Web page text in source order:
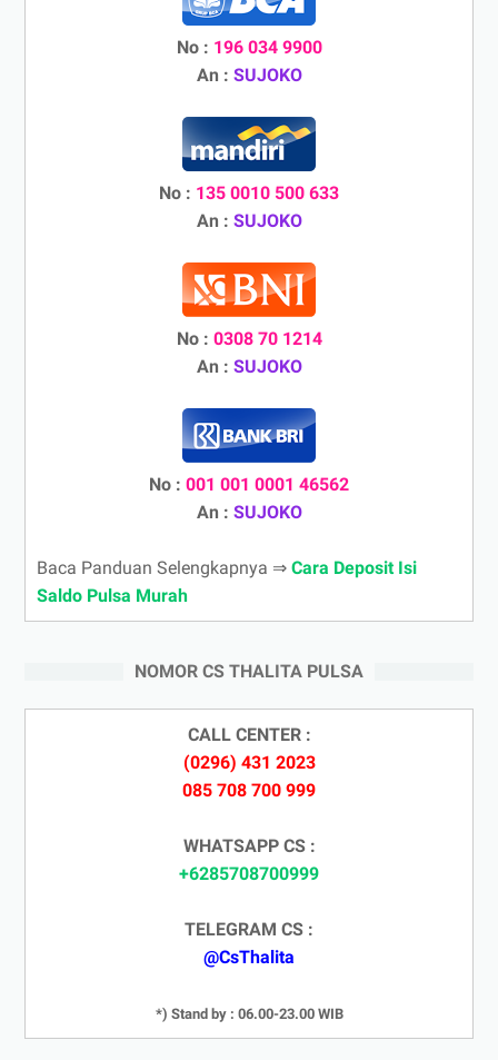
No : 196 034 9900
An : SUJOKO
No : 135 0010 500 633
An : SUJOKO
No : 0308 70 1214
An : SUJOKO
No : 001 001 0001 46562
An : SUJOKO
Baca Panduan Selengkapnya ⇒ Cara Deposit Isi
Saldo Pulsa Murah
NOMOR CS THALITA PULSA
CALL CENTER :
(0296) 431 2023
085 708 700 999
WHATSAPP CS :
+6285708700999
TELEGRAM CS :
@CsThalita
*) Stand by : 06.00-23.00 WIB